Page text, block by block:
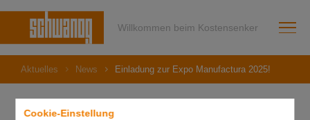
Cookie-Einstellung
Willkommen beim Kostensenker
Aktuelles News Einladung zur Expo Manufactura 2025!